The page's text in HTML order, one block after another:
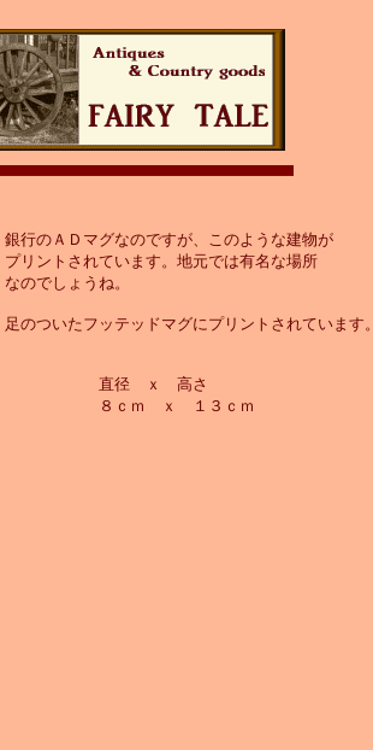
銀行のＡＤマグなのですが、このような建物が
プリントされています。地元では有名な場所
なのでしょうね。
足のついたフッテッドマグにプリントされています。
直径 ｘ 高さ
８ｃｍ ｘ １３ｃｍ